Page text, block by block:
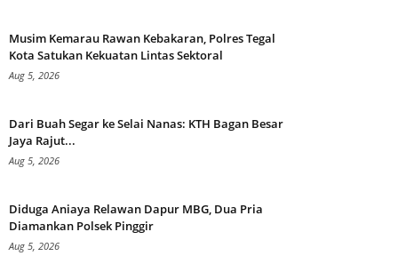
Musim Kemarau Rawan Kebakaran, Polres Tegal
Kota Satukan Kekuatan Lintas Sektoral
Aug 5, 2026
Dari Buah Segar ke Selai Nanas: KTH Bagan Besar
Jaya Rajut...
Aug 5, 2026
Diduga Aniaya Relawan Dapur MBG, Dua Pria
Diamankan Polsek Pinggir
Aug 5, 2026